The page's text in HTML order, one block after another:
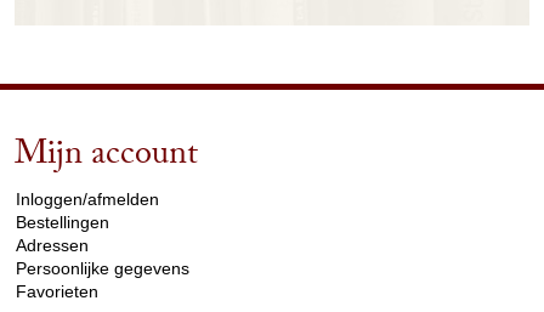
Mijn account
Inloggen/afmelden
Bestellingen
Adressen
Persoonlijke gegevens
Favorieten